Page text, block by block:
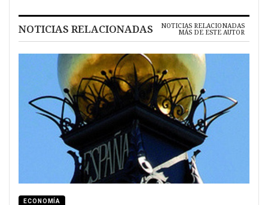
NOTICIAS RELACIONADAS NOTICIAS RELACIONADAS
MÁS DE ESTE AUTOR
ECONOMÍA